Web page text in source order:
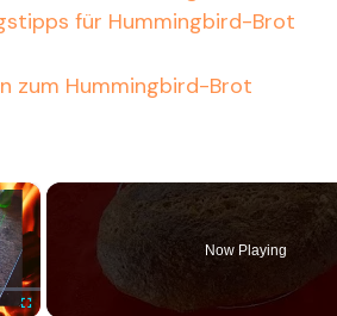
für Hummingbird-Brot
zum Hummingbird-Brot
×
Now Playing